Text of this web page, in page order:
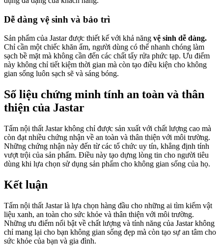
Dễ dàng vệ sinh và bảo trì
Sản phẩm của Jastar được thiết kế với khả năng vệ sinh dễ dàng.
Chỉ cần một chiếc khăn ẩm, người dùng có thể nhanh chóng làm
sạch bề mặt mà không cần đến các chất tẩy rửa phức tạp. Ưu điểm
này không chỉ tiết kiệm thời gian mà còn tạo điều kiện cho không
gian sống luôn sạch sẽ và sáng bóng.
Số liệu chứng minh tính an toàn và thân
thiện của Jastar
Tấm nội thất Jastar không chỉ được sản xuất với chất lượng cao mà
còn đạt nhiều chứng nhận về an toàn và thân thiện với môi trường.
Những chứng nhận này đến từ các tổ chức uy tín, khẳng định tính
vượt trội của sản phẩm. Điều này tạo dựng lòng tin cho người tiêu
dùng khi lựa chọn sử dụng sản phẩm cho không gian sống của họ.
Kết luận
Tấm nội thất Jastar là lựa chọn hàng đầu cho những ai tìm kiếm vật
liệu xanh, an toàn cho sức khỏe và thân thiện với môi trường.
Những ưu điểm nổi bật về chất lượng và tính năng của Jastar không
chỉ mang lại cho bạn không gian sống đẹp mà còn tạo sự an tâm cho
sức khỏe của bạn và gia đình.